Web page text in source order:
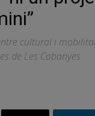
cultural i
de Les Cabanyes